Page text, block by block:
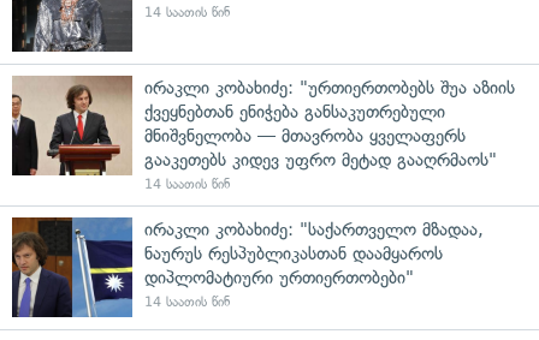
14 საათის წინ
ირაკლი კობახიძე: "ურთიერთობებს შუა აზიის
ქვეყნებთან ენიჭება განსაკუთრებული
მნიშვნელობა — მთავრობა ყველაფერს
გააკეთებს კიდევ უფრო მეტად გააღრმაოს"
14 საათის წინ
ირაკლი კობახიძე: "საქართველო მზადაა,
ნაურუს რესპუბლიკასთან დაამყაროს
დიპლომატიური ურთიერთობები"
14 საათის წინ